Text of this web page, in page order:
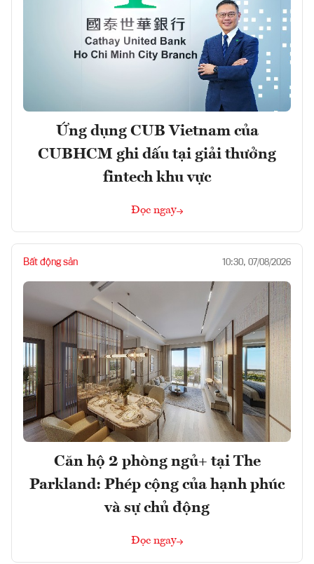
Ứng dụng CUB Vietnam của
CUBHCM ghi dấu tại giải thưởng
fintech khu vực
Đọc ngay
Bất động sản 10:30, 07/08/2026
Căn hộ 2 phòng ngủ+ tại The
Parkland: Phép cộng của hạnh phúc
và sự chủ động
Đọc ngay